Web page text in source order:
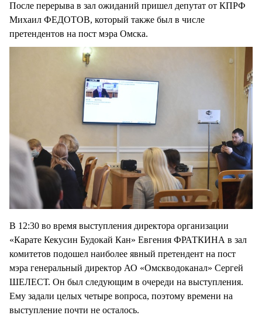
После перерыва в зал ожиданий пришел депутат от КПРФ
Михаил ФЕДОТОВ, который также был в числе
претендентов на пост мэра Омска.
В 12:30 во время выступления директора организации
«Карате Кекусин Будокай Кан» Евгения ФРАТКИНА в зал
комитетов подошел наиболее явный претендент на пост
мэра генеральный директор АО «Омскводоканал» Сергей
ШЕЛЕСТ. Он был следующим в очереди на выступления.
Ему задали целых четыре вопроса, поэтому времени на
выступление почти не осталось.